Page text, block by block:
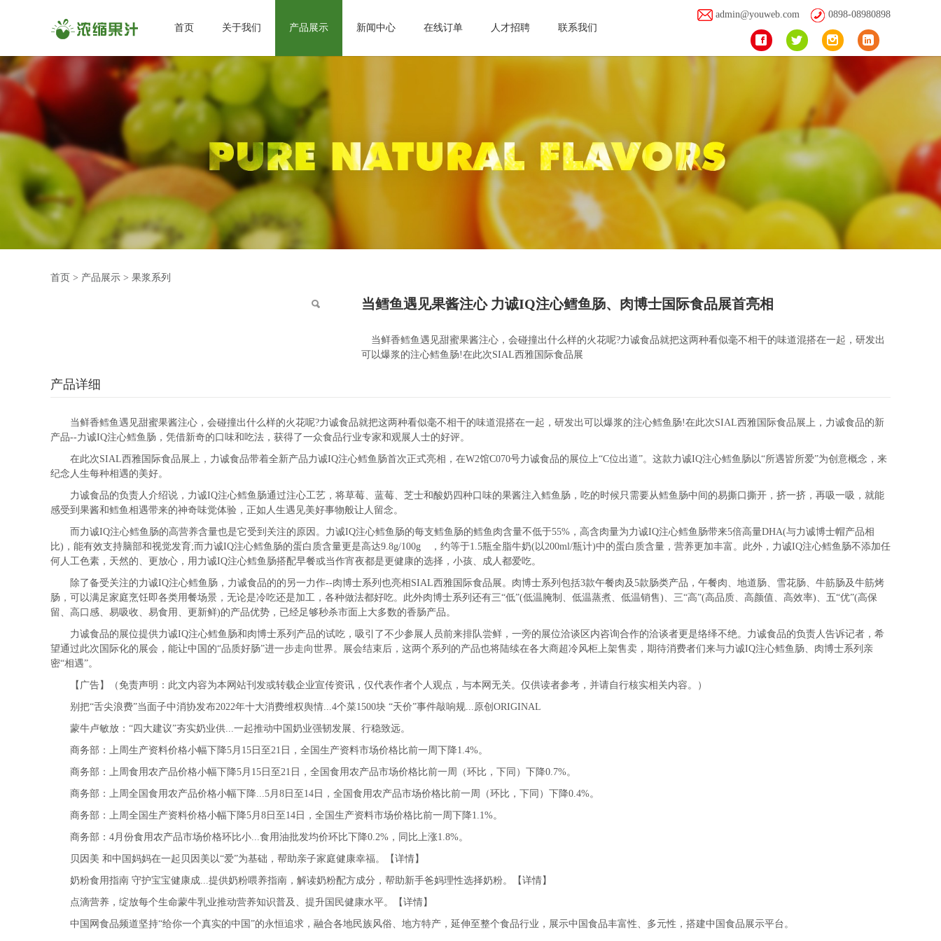
首页 关于我们 产品展示 新闻中心 在线订单 人才招聘 联系我们
admin@youweb.com 0898-08980898
首页 > 产品展示 > 果浆系列
当鳕鱼遇见果酱注心 力诚IQ注心鳕鱼肠、肉博士国际食品展首亮相
当鲜香鳕鱼遇见甜蜜果酱注心，会碰撞出什么样的火花呢?力诚食品就把这两种看似毫不相干的味道混搭在一起，研发出
可以爆浆的注心鳕鱼肠!在此次SIAL西雅国际食品展
产品详细
当鲜香鳕鱼遇见甜蜜果酱注心，会碰撞出什么样的火花呢?力诚食品就把这两种看似毫不相干的味道混搭在一起，研发出可以爆浆的注心鳕鱼肠!在此次SIAL西雅国际食品展上，力诚食品的新
产品--力诚IQ注心鳕鱼肠，凭借新奇的口味和吃法，获得了一众食品行业专家和观展人士的好评。
在此次SIAL西雅国际食品展上，力诚食品带着全新产品力诚IQ注心鳕鱼肠首次正式亮相，在W2馆C070号力诚食品的展位上“C位出道”。这款力诚IQ注心鳕鱼肠以“所遇皆所爱”为创意概念，来
纪念人生每种相遇的美好。
力诚食品的负责人介绍说，力诚IQ注心鳕鱼肠通过注心工艺，将草莓、蓝莓、芝士和酸奶四种口味的果酱注入鳕鱼肠，吃的时候只需要从鳕鱼肠中间的易撕口撕开，挤一挤，再吸一吸，就能
感受到果酱和鳕鱼相遇带来的神奇味觉体验，正如人生遇见美好事物般让人留念。
而力诚IQ注心鳕鱼肠的高营养含量也是它受到关注的原因。力诚IQ注心鳕鱼肠的每支鳕鱼肠的鳕鱼肉含量不低于55%，高含肉量为力诚IQ注心鳕鱼肠带来5倍高量DHA(与力诚博士帽产品相
比)，能有效支持脑部和视觉发育;而力诚IQ注心鳕鱼肠的蛋白质含量更是高达9.8g/100g ，约等于1.5瓶全脂牛奶(以200ml/瓶计)中的蛋白质含量，营养更加丰富。此外，力诚IQ注心鳕鱼肠不添加任
何人工色素，天然的、更放心，用力诚IQ注心鳕鱼肠搭配早餐或当作宵夜都是更健康的选择，小孩、成人都爱吃。
除了备受关注的力诚IQ注心鳕鱼肠，力诚食品的的另一力作--肉博士系列也亮相SIAL西雅国际食品展。肉博士系列包括3款午餐肉及5款肠类产品，午餐肉、地道肠、雪花肠、牛筋肠及牛筋烤
肠，可以满足家庭烹饪即各类用餐场景，无论是冷吃还是加工，各种做法都好吃。此外肉博士系列还有三“低”(低温腌制、低温蒸煮、低温销售)、三“高”(高品质、高颜值、高效率)、五“优”(高保
留、高口感、易吸收、易食用、更新鲜)的产品优势，已经足够秒杀市面上大多数的香肠产品。
力诚食品的展位提供力诚IQ注心鳕鱼肠和肉博士系列产品的试吃，吸引了不少参展人员前来排队尝鲜，一旁的展位洽谈区内咨询合作的洽谈者更是络绎不绝。力诚食品的负责人告诉记者，希
望通过此次国际化的展会，能让中国的“品质好肠”进一步走向世界。展会结束后，这两个系列的产品也将陆续在各大商超冷风柜上架售卖，期待消费者们来与力诚IQ注心鳕鱼肠、肉博士系列亲
密“相遇”。
【广告】（免责声明：此文内容为本网站刊发或转载企业宣传资讯，仅代表作者个人观点，与本网无关。仅供读者参考，并请自行核实相关内容。）
别把“舌尖浪费”当面子中消协发布2022年十大消费维权舆情...4个菜1500块 “天价”事件敲响规...原创ORIGINAL
蒙牛卢敏放：“四大建议”夯实奶业供...一起推动中国奶业强韧发展、行稳致远。
商务部：上周生产资料价格小幅下降5月15日至21日，全国生产资料市场价格比前一周下降1.4%。
商务部：上周食用农产品价格小幅下降5月15日至21日，全国食用农产品市场价格比前一周（环比，下同）下降0.7%。
商务部：上周全国食用农产品价格小幅下降...5月8日至14日，全国食用农产品市场价格比前一周（环比，下同）下降0.4%。
商务部：上周全国生产资料价格小幅下降5月8日至14日，全国生产资料市场价格比前一周下降1.1%。
商务部：4月份食用农产品市场价格环比小...食用油批发均价环比下降0.2%，同比上涨1.8%。
贝因美 和中国妈妈在一起贝因美以“爱”为基础，帮助亲子家庭健康幸福。【详情】
奶粉食用指南 守护宝宝健康成...提供奶粉喂养指南，解读奶粉配方成分，帮助新手爸妈理性选择奶粉。【详情】
点滴营养，绽放每个生命蒙牛乳业推动营养知识普及、提升国民健康水平。【详情】
中国网食品频道坚持“给你一个真实的中国”的永恒追求，融合各地民族风俗、地方特产，延伸至整个食品行业，展示中国食品丰富性、多元性，搭建中国食品展示平台。